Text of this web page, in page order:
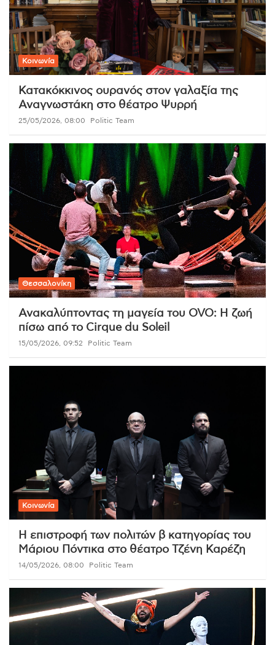
Κοινωνία
Κατακόκκινος ουρανός στον γαλαξία της
Αναγνωστάκη στο θέατρο Ψυρρή
25/05/2026, 08:00 Politic Team
Θεσσαλονίκη
Ανακαλύπτοντας τη μαγεία του OVO: Η ζωή
πίσω από το Cirque du Soleil
15/05/2026, 09:52 Politic Team
Κοινωνία
Η επιστροφή των πολιτών β κατηγορίας του
Μάριου Πόντικα στο θέατρο Τζένη Καρέζη
14/05/2026, 08:00 Politic Team